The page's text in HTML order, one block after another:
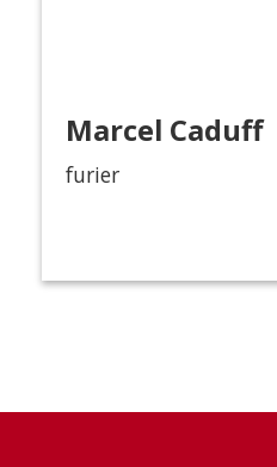
Marcel Caduff
furier